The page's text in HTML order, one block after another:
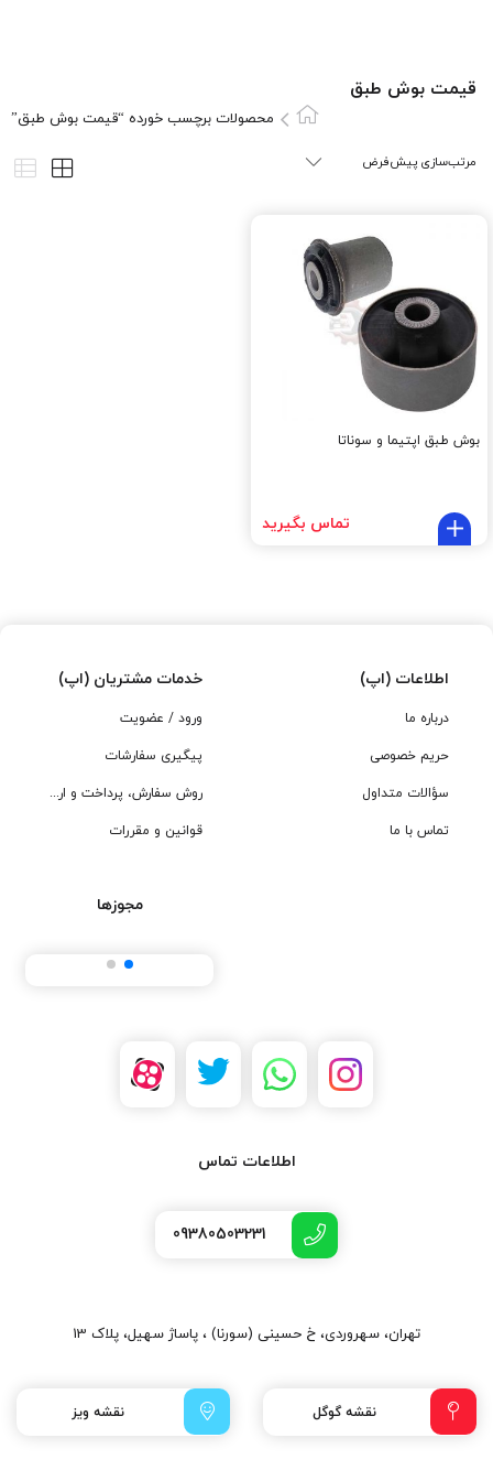
قیمت بوش طبق
محصولات برچسب خورده “قیمت بوش طبق”
بوش طبق اپتیما و سوناتا
تماس بگیرید
اطلاعات (اپ)
درباره ما
حریم خصوصی
سؤالات متداول
تماس با ما
خدمات مشتریان (اپ)
ورود / عضویت
پیگیری سفارشات
روش سفارش، پرداخت و ارسال
قوانین و مقررات
مجوزها
اطلاعات تماس
09380503231
تهران، سهروردی، خ حسینی (سورنا) ، پاساژ سهیل، پلاک 13
نقشه گوگل نقشه ویز